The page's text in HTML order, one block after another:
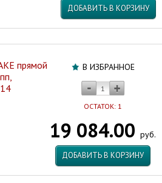
ДОБАВИТЬ В КОРЗИНУ
В ИЗБРАННОЕ
ОСТАТОК: 1
19 084.00 руб.
ДОБАВИТЬ В КОРЗИНУ
прямой